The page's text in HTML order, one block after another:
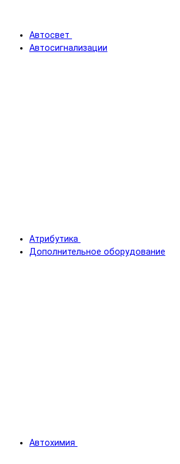
Автосвет
Автосигнализации
Атрибутика
Дополнительное оборудование
Автохимия